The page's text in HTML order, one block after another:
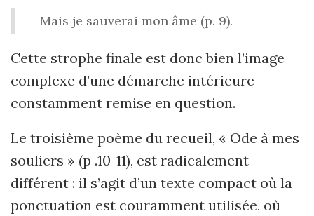
Mais je sauverai mon âme (p. 9).
Cette strophe finale est donc bien l’image
complexe d’une démarche intérieure
constamment remise en question.
Le troisième poème du recueil, « Ode à mes
souliers » (p .10-11), est radicalement
différent : il s’agit d’un texte compact où la
ponctuation est couramment utilisée, où